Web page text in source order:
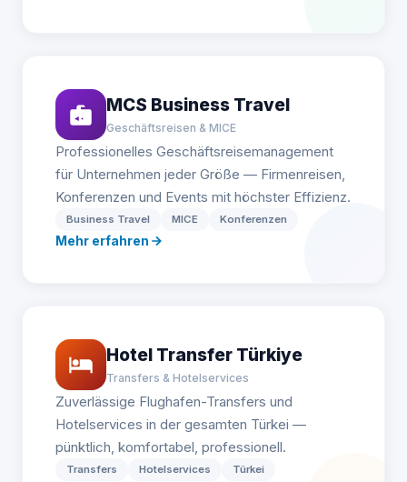
MCS Business Travel
Geschäftsreisen & MICE
Professionelles Geschäftsreisemanagement
für Unternehmen jeder Größe — Firmenreisen,
Konferenzen und Events mit höchster Effizienz.
Business Travel MICE Konferenzen
Mehr erfahren
Hotel Transfer Türkiye
Transfers & Hotelservices
Zuverlässige Flughafen-Transfers und
Hotelservices in der gesamten Türkei —
pünktlich, komfortabel, professionell.
Transfers Hotelservices Türkei